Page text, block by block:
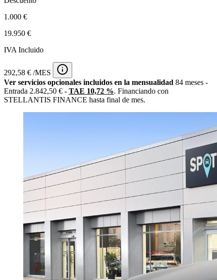
1.000 €
19.950 €
IVA Incluido
292,58 € /MES
Ver servicios opcionales incluidos en la mensualidad 84 meses -
Entrada 2.842,50 € - TAE 10,72 %. Financiando con
STELLANTIS FINANCE hasta final de mes.